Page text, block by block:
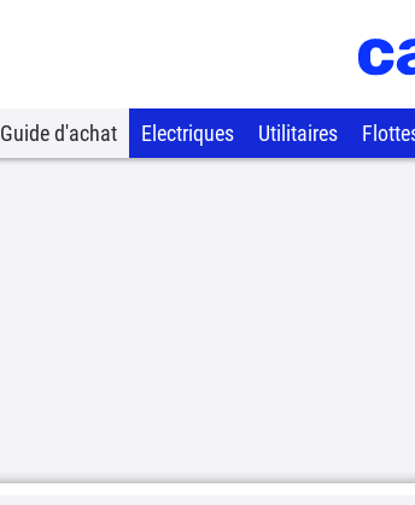
Guide d'achat Electriques Utilitaires